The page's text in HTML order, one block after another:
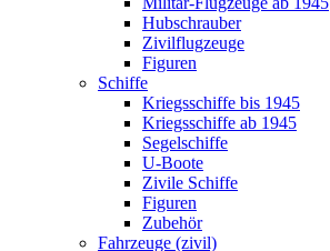
Hubschrauber
Zivilflugzeuge
Figuren
Schiffe
Kriegsschiffe bis 1945
Kriegsschiffe ab 1945
Segelschiffe
U-Boote
Zivile Schiffe
Figuren
Zubehör
Fahrzeuge (zivil)